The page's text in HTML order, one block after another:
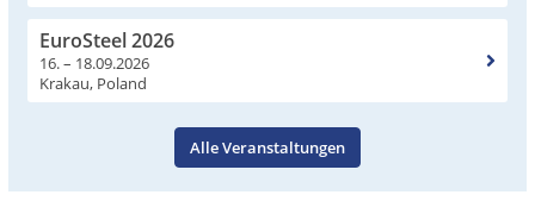
EuroSteel 2026
16. – 18.09.2026
Krakau, Poland
Alle Veranstaltungen